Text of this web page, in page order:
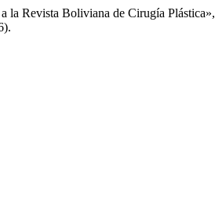
la Revista Boliviana de Cirugía Plástica»,